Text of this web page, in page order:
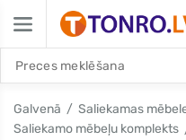
Galvenā
Saliekamas
Saliekamo mēbeļu komplekts